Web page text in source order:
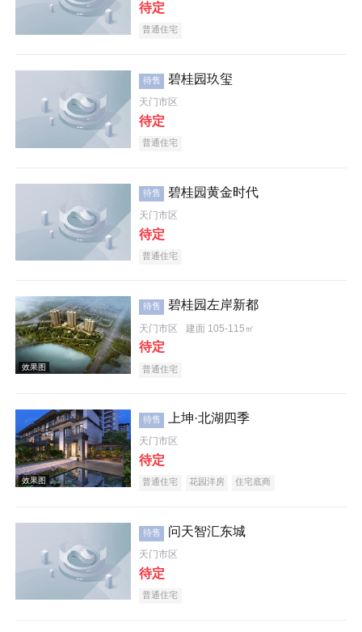
效果图
待定
普通住宅
待售 碧桂园玖玺
天门市区
待定
普通住宅
待售 碧桂园黄金时代
天门市区
待定
普通住宅
待售 碧桂园左岸新都
天门市区 建面 105-115㎡
待定
普通住宅
待售 上坤·北湖四季
天门市区
待定
普通住宅 花园洋房 住宅底商
待售 问天智汇东城
天门市区
待定
普通住宅